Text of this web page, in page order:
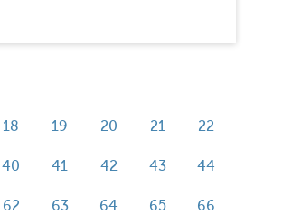
18 19 20 21 22
40 41 42 43 44
62 63 64 65 66